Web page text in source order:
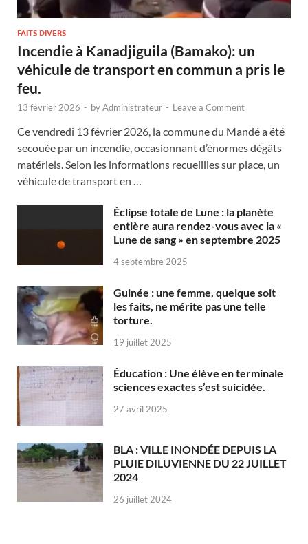
FAITS DIVERS
Incendie à Kanadjiguila (Bamako): un
véhicule de transport en commun a pris le
feu.
13 février 2026 - byAdministrateur - Leave a Comment
Ce vendredi 13 février 2026, la commune du Mandé a été
secouée par un incendie, occasionnant d’énormes dégâts
matériels. Selon les informations recueillies sur place, un
véhicule de transport en …
Éclipse totale de Lune : la planète
entière aura rendez-vous avec la «
Lune de sang » en septembre 2025
4 septembre 2025
Guinée : une femme, quelque soit
les faits, ne mérite pas une telle
torture.
19 juillet 2025
Éducation : Une élève en terminale
sciences exactes s’est suicidée.
27 avril 2025
BLA : VILLE INONDÉE DEPUIS LA
PLUIE DILUVIENNE DU 22 JUILLET
2024
26 juillet 2024